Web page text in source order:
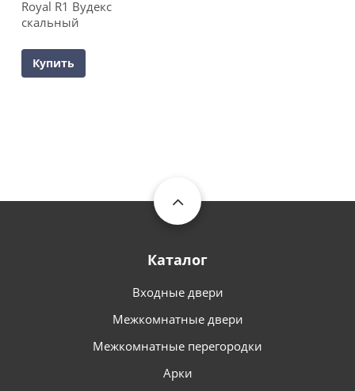
Royal R1 Вудекс
скальный
Купить
Каталог
Входные двери
Межкомнатные двери
Межкомнатные перегородки
Арки